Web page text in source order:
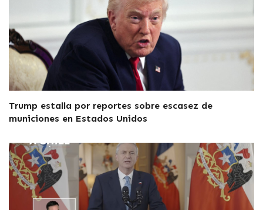
Trump estalla por reportes sobre escasez de
municiones en Estados Unidos